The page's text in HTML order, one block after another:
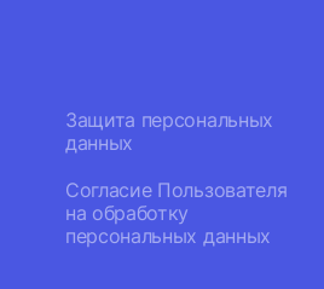
Защита персональных
данных
Согласие Пользователя
на обработку
персональных данных